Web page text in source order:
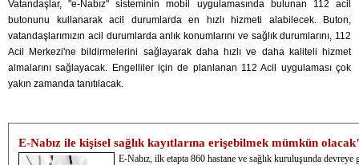
Vatandaşlar, "e-Nabız" sisteminin mobil uygulamasında bulunan 112 acil
butonunu kullanarak acil durumlarda en hızlı hizmeti alabilecek. Buton,
vatandaşlarımızın acil durumlarda anlık konumlarını ve sağlık durumlarını, 112
Acil Merkezi'ne bildirmelerini sağlayarak daha hızlı ve daha kaliteli hizmet
almalarını sağlayacak. Engelliler için de planlanan 112 Acil uygulaması çok
yakın zamanda tanıtılacak.
E-Nabız ile kişisel sağlık kayıtlarına erişebilmek mümkün
E-Nabız, ilk etapta 860 hastane ve sağlık kuruluşunda devreye